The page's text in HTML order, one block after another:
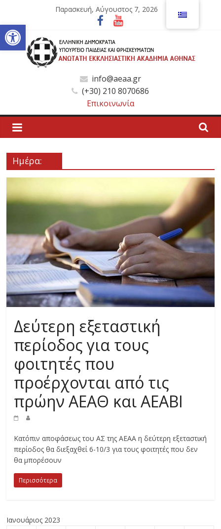
Ανοίξτε τη γραμμή εργαλείων
περιεχόμενο
Παρασκευή, Αύγουστος 7, 2026
Ανώτατη
Εκκλησιαστική
Ακαδημία
Αθηνών
Εκκλησιαστική
Ακαδημία
info@aeaa.gr
(+30) 210 8070686
Επικοινωνία
Ημέρα:
Δεύτερη εξεταστική
περίοδος για τους
φοιτητές που
προέρχονται από τις
πρώην ΑΕΑΘ και ΑΕΑΒΙ
Κατόπιν αποφάσεως του ΑΣ της ΑΕΑΑ η δεύτερη εξεταστική
περίοδος θα διεξαχθεί 6-10/3 για τους φοιτητές που δεν
θα μπορέσουν
Περισσότερα
Ιανουάριος 2023